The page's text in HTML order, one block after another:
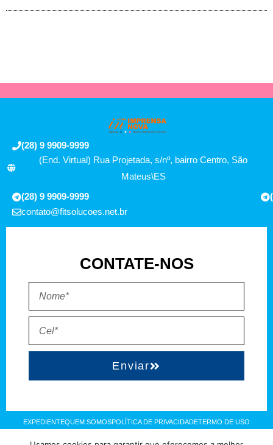
(28) 9 9909-9999
(End. Virtual) Rua Projetada, s/nº, bairro Centro, São
Mateus\ES
(28) 9 9909-9999
contato@fitsolucoes.net.br
CONTATE-NOS
Enviar
EXPEDIENTEQUEM SOMOSPOLÍTICA DE PRIVACIDADETERMO DE USO